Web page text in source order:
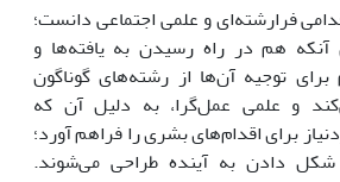
فرارشته‌ای و علمی اجتماعی دانست؛
آنکه هم در راه رسیدن به یافته‌ها و
توجیه آن‌‌ها از رشته‌های گوناگون
و علمی عمل‌گرا، به دلیل آن که
برای اقدام‌های بشری را فراهم آورد؛
شکل دادن به آینده طراحی می‌شوند.